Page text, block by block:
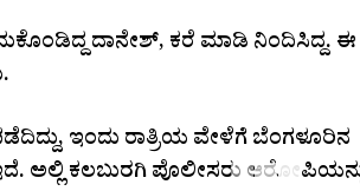
ದಾನೇಶ್, ಕರೆ ಮಾಡಿ ನಿಂದಿಸಿದ್ದ. ಈ
ಇಂದು ರಾತ್ರಿಯ ವೇಳೆಗೆ ಬೆಂಗಳೂರಿನ
ಅಲ್ಲಿ ಕಲಬುರಗಿ ಪೊಲೀಸರು